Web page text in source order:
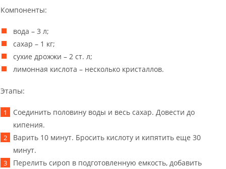
Компоненты:
вода – 3 л;
сахар – 1 кг;
сухие дрожжи – 2 ст. л;
лимонная кислота – несколько кристаллов.
Этапы:
Соединить половину воды и весь сахар. Довести до
кипения.
Варить 10 минут. Бросить кислоту и кипятить еще 30
минут.
Перелить сироп в подготовленную емкость, добавить